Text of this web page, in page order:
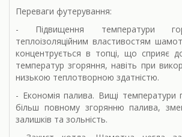
Переваги футерування:
- Підвищення температури
теплоізоляційним властивостям
концентрується в топці, що сприяє
температур згоряння, навіть при
низькою теплотворною здатністю.
- Економія палива. Вищі температури
більш повному згорянню палива,
залишків та зольність.